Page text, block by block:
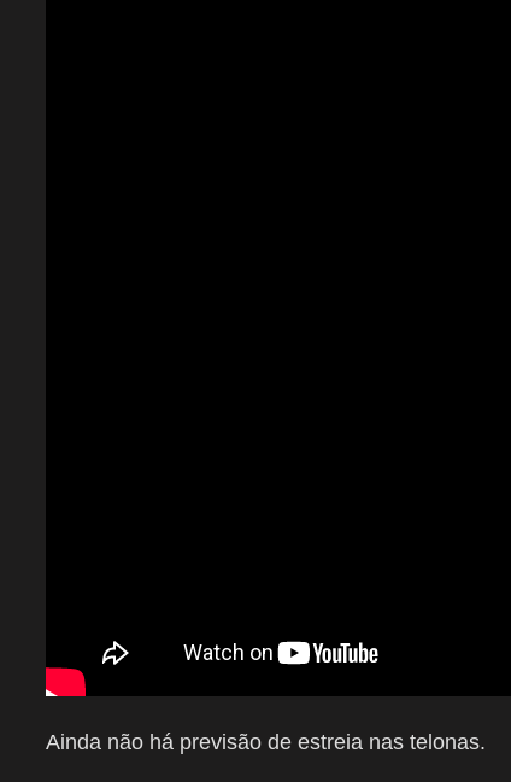
Ainda não há previsão de estreia nas telonas.